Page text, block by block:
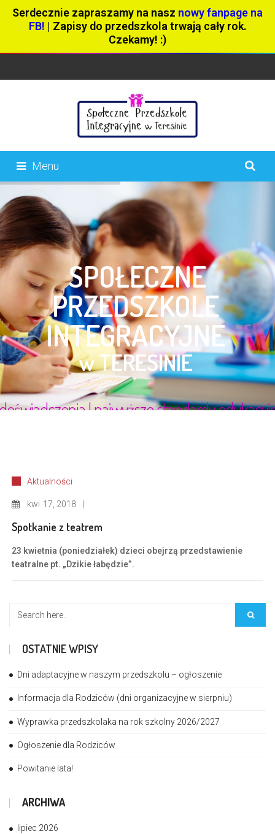
Serdecznie zapraszamy na nasz nowy fanpage na
FB! | Zapisy do przedszkola trwają cały rok.
Czekamy! :)
Menu
Aktualności
kwi 17, 2018
Spotkanie z teatrem
23 kwietnia (poniedziałek) dzieci obejrzą przedstawienie
teatralne pt. „Dzikie łabędzie”.
OSTATNIE WPISY
Dni adaptacyjne w naszym przedszkolu – ogłoszenie
Informacja dla Rodziców (dni organizacyjne w sierpniu)
Wyprawka przedszkolaka na rok szkolny 2026/2027
Ogłoszenie dla Rodziców
Powitanie lata!
ARCHIWA
lipiec 2026